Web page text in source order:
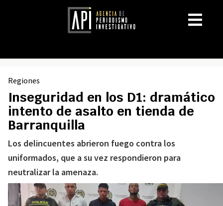
Regiones
Inseguridad en los D1: dramático
intento de asalto en tienda de
Barranquilla
Los delincuentes abrieron fuego contra los
uniformados, que a su vez respondieron para
neutralizar la amenaza.